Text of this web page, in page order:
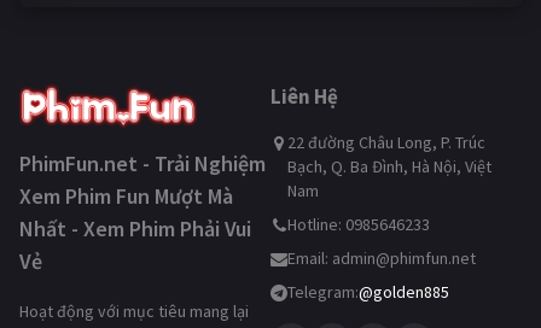
PhimFun.net - Trải Nghiệm
Xem Phim Fun Mượt Mà
Nhất - Xem Phim Phải Vui
Vẻ
Hoạt động với mục tiêu mang lại
Liên Hệ
22 đường Châu Long, P. Trúc
Bạch, Q. Ba Đình, Hà Nội, Việt
Nam
Hotline: 0985646233
Email: admin@phimfun.net
Telegram:@golden885